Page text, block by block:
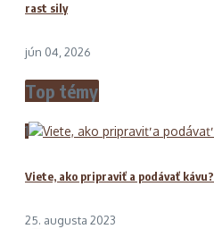
rast sily
jún 04, 2026
Top témy
1
Viete, ako pripraviť a podávať kávu?
25. augusta 2023